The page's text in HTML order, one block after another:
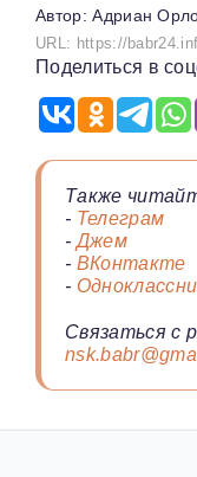
Адриан
URL: https://
Поделиться в
Также
- Телеграм
-Джем
- ВКонтакте
-
Связаться с